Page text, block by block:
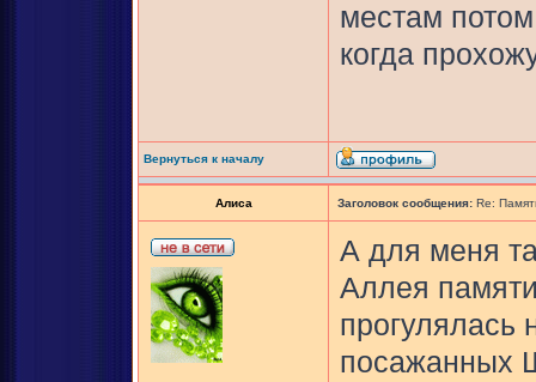
местам
когда
Вернуться к началу
Алиса Заголовок сообщения: Re:
А для меня
Аллея
посажанных